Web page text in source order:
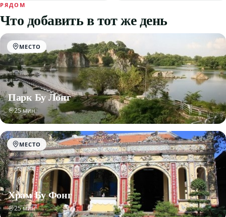
РЯДОМ
Что добавить в тот же день
МЕСТО
Парк Бу Лонг
25 мин
МЕСТО
Храм Бу Фонг
25 мин